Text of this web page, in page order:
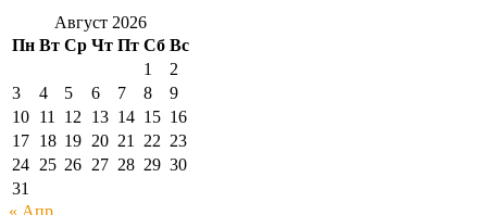
Август 2026
Пн Вт Ср Чт Пт Сб Вс
1
2
3
4 5 6 7 8
9
10 11 12 13 14 15 16
17 18 19 20 21 22 23
24 25 26 27 28 29 30
31
« Апр